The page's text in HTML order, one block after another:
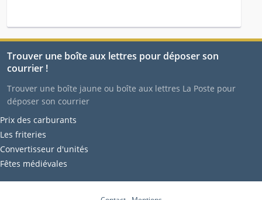
Trouver une boîte aux lettres pour déposer son
courrier !
Trouver une boîte jaune ou boîte aux lettres La Poste pour
déposer son courrier
Prix des carburants
Les friteries
Convertisseur d'unités
Fêtes médiévales